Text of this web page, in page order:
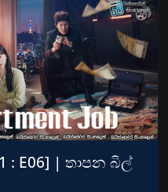
: E06] | තාපන බිල්